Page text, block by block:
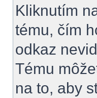
Kliknutím
tému, čím
odkaz
Tému
na to, aby